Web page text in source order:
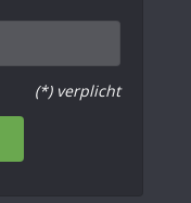
(*) verplicht